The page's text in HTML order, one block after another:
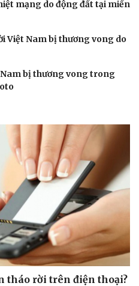
mạng do động đất tại miền
Việt Nam bị thương vong do
bị thương vong trong
tháo rời trên điện thoại?